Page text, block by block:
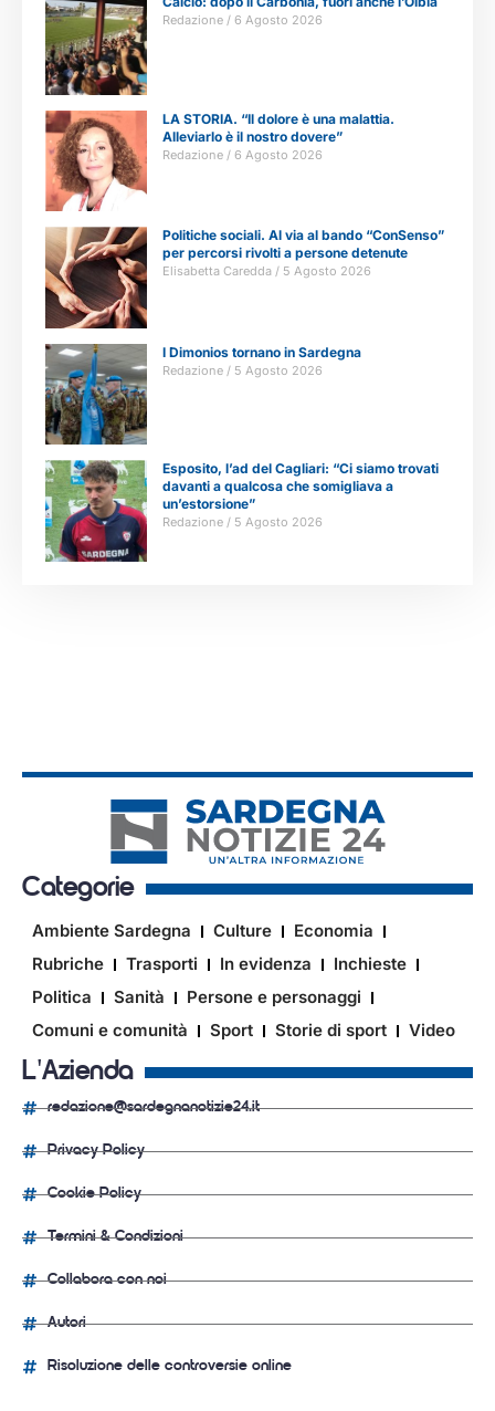
Redazione 6 Agosto 2026
LA STORIA. “Il dolore è una malattia.
Alleviarlo è il nostro dovere”
Redazione 6 Agosto 2026
Politiche sociali. Al via al bando “ConSenso”
per percorsi rivolti a persone detenute
Elisabetta Caredda 5 Agosto 2026
I Dimonios tornano in Sardegna
Redazione 5 Agosto 2026
Esposito, l’ad del Cagliari: “Ci siamo trovati
davanti a qualcosa che somigliava a
un’estorsione”
Redazione 5 Agosto 2026
Categorie
Ambiente Sardegna Culture
Economia
Rubriche
Trasporti In evidenza
Inchieste
Politica
Sanità
Persone e personaggi
Comuni e comunità
Sport Storie di sport Video
L'Azienda
redazione@sardegnanotizie24.it
Privacy Policy
Cookie Policy
Termini & Condizioni
Collabora con noi
Autori
Risoluzione delle controversie online